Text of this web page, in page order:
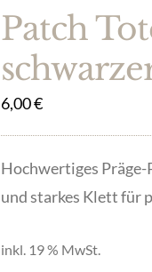
Patch
6,00€
Hochwertiges
und starkes Klett für
inkl. 19 % MwSt.